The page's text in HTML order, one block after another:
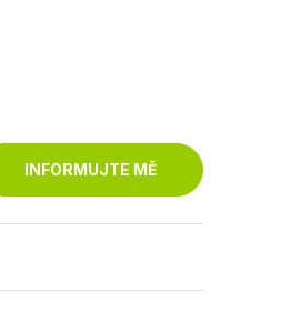
INFORMUJTE MĚ